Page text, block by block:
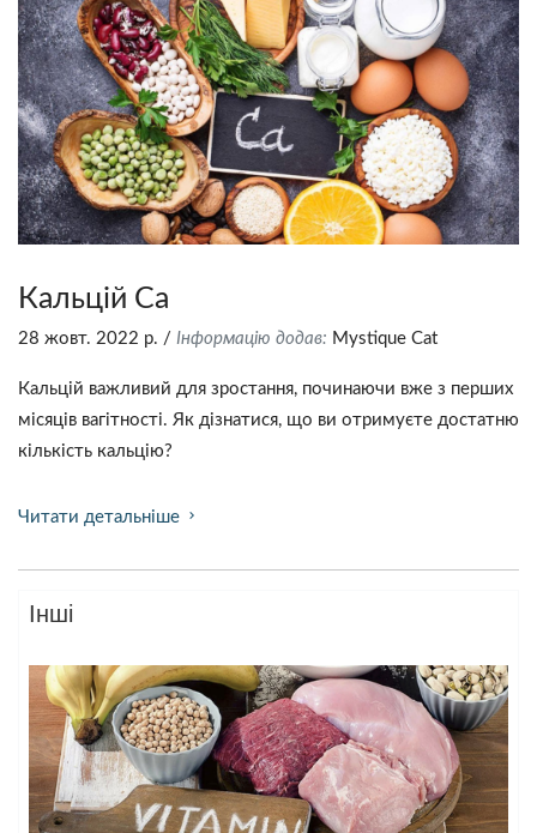
Кальцій Ca
28 жовт. 2022 р. / Інформацію додав: Mystique Сat
Кальцій важливий для зростання, починаючи вже з перших
місяців вагітності. Як дізнатися, що ви отримуєте достатню
кількість кальцію?
Читати детальніше chevron_right
Інші